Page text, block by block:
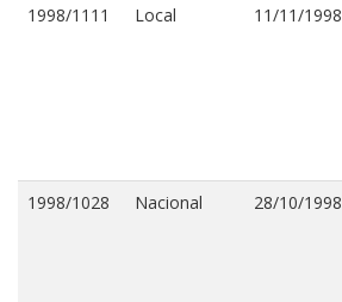
1998/1111 Local 11/11/1998
1998/1028 Nacional 28/10/1998